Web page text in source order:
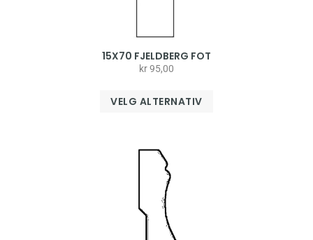
15X70 FJELDBERG FOT
kr95,00
VELG ALTERNATIV